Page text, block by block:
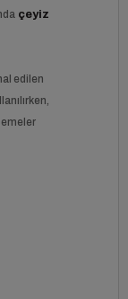
çeyiz
edilen